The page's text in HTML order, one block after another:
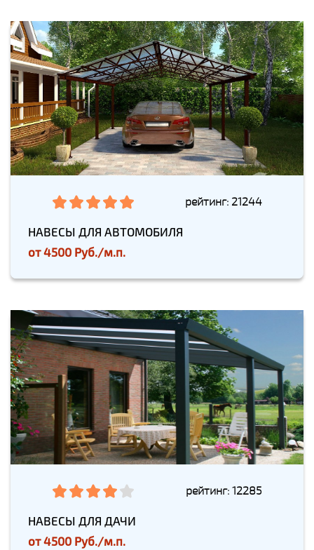
рейтинг: 21244
НАВЕСЫ ДЛЯ АВТОМОБИЛЯ
от4500 Руб./м.п.
рейтинг: 12285
НАВЕСЫ ДЛЯ ДАЧИ
от4500 Руб./м.п.